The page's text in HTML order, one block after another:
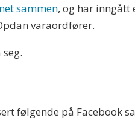
sammen, og har inngått
varaordfører.
følgende på Facebook